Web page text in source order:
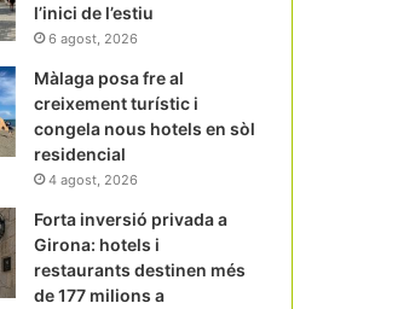
l’inici de l’estiu
6 agost, 2026
Màlaga posa fre al
creixement turístic i
congela nous hotels en sòl
residencial
4 agost, 2026
Forta inversió privada a
Girona: hotels i
restaurants destinen més
de 177 milions a